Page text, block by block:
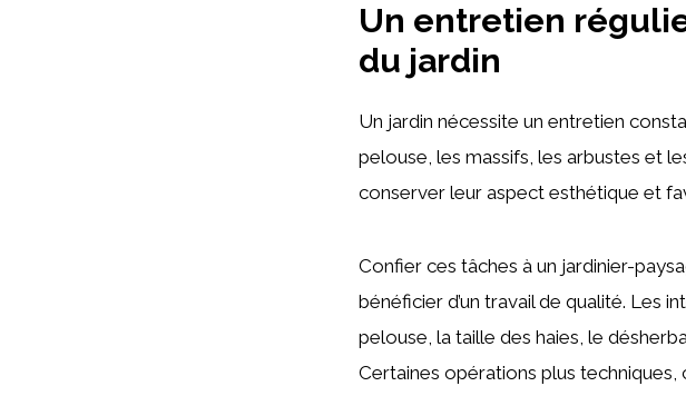
Un entretien
du jardin
Un jardin nécessite un entretien
pelouse, les massifs, les arbustes et
conserver leur aspect esthétique et
Confier ces tâches à un jardinier-
bénéficier d’un travail de qualité. Les
pelouse, la taille des haies, le
Certaines opérations plus techniques,